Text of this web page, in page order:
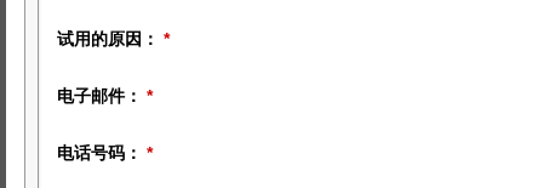
试用的原因： *
电子邮件： *
电话号码： *